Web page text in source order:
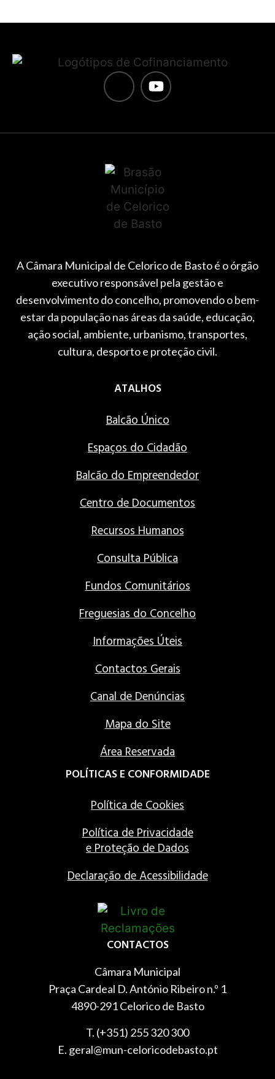
A Câmara Municipal de Celorico de Basto é o órgão
executivo responsável pela gestão e
desenvolvimento do concelho, promovendo o bem-
estar da população nas áreas da saúde, educação,
ação social, ambiente, urbanismo, transportes,
cultura, desporto e proteção civil.
ATALHOS
Balcão Único
Espaços do Cidadão
Balcão do Empreendedor
Centro de Documentos
Recursos Humanos
Consulta Pública
Fundos Comunitários
Freguesias do Concelho
Informações Úteis
Contactos Gerais
Canal de Denúncias
Mapa do Site
Área Reservada
POLÍTICAS E CONFORMIDADE
Política de Cookies
Política de Privacidade
e Proteção de Dados
Declaração de Acessibilidade
CONTACTOS
Câmara Municipal
Praça Cardeal D. António Ribeiro n.º 1
4890-291 Celorico de Basto
T. (+351) 255 320 300
E. geral@mun-celoricodebasto.pt